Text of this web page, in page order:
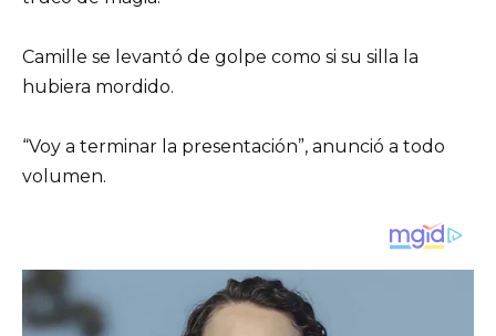
Camille se levantó de golpe como si su silla la
hubiera mordido.
“Voy a terminar la presentación”, anunció a todo
volumen.